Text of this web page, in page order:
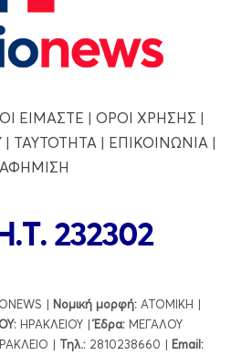
ΕΙΜΑΣΤΕ | ΟΡΟΙ ΧΡΗΣΗΣ |
| ΤΑΥΤΟΤΗΤΑ| ΕΠΙΚΟΙΝΩΝΙΑ|
| Νομική μορφή: ΑΤΟΜΙΚΗ |
ΗΡΑΚΛΕΙΟΥ |Έδρα: ΜΕΓΑΛΟΥ
| Τηλ.: 2810238660 | Εmail: